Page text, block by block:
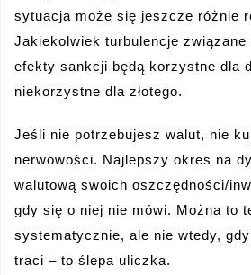
sytuacja może się jeszcze różnie
Jakiekolwiek turbulencje
efekty sankcji będą korzystne dla
niekorzystne dla złotego.
Jeśli nie potrzebujesz walut, nie
nerwowości. Najlepszy okres na
walutową swoich oszczędności/
gdy się o niej nie mówi. Można to
systematycznie, ale nie wtedy, gdy
traci – to ślepa uliczka.